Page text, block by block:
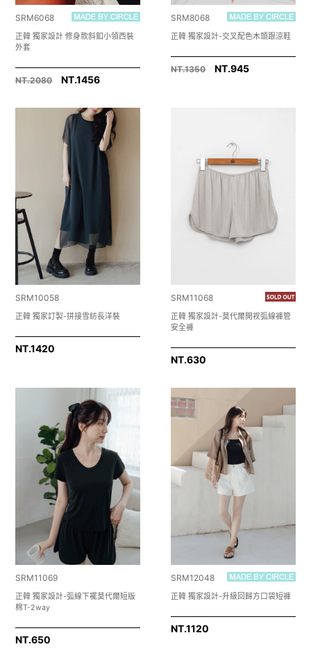
SRM6068
正韓 獨家設計 修身款斜釦小領西裝
外套
NT.2080 NT.1456
SRM8068
正韓 獨家設計-交叉配色木頭跟涼鞋
NT.1350 NT.945
SRM10058
正韓 獨家訂製-拼接雪紡長洋裝
NT.1420
SRM11068
正韓 獨家設計-莫代爾開衩弧線褲管
安全褲
NT.630
SRM11069
正韓 獨家設計-弧線下襬莫代爾短版
棉T-2way
NT.650
SRM12048
正韓 獨家設計-升級回歸方口袋短褲
NT.1120